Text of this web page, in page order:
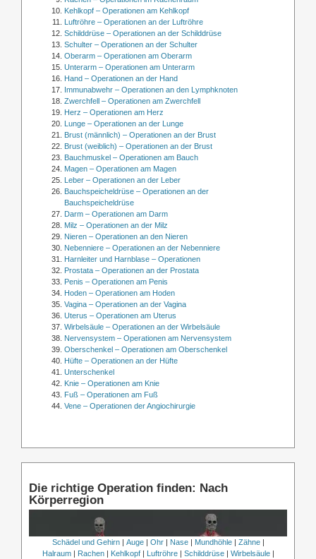
Kehlkopf – Operationen am Kehlkopf
Luftröhre – Operationen an der Luftröhre
Schilddrüse – Operationen an der Schilddrüse
Schulter – Operationen an der Schulter
Oberarm – Operationen am Oberarm
Unterarm – Operationen am Unterarm
Hand – Operationen an der Hand
Immunabwehr – Operationen an den Lymphknoten
Zwerchfell – Operationen am Zwerchfell
Herz – Operationen am Herz
Lunge – Operationen an der Lunge
Brust (männlich) – Operationen an der Brust
Brust (weiblich) – Operationen an der Brust
Bauchmuskel – Operationen am Bauch
Magen – Operationen am Magen
Leber – Operationen an der Leber
Bauchspeicheldrüse – Operationen an der
Bauchspeicheldrüse
Darm – Operationen am Darm
Milz – Operationen an der Milz
Nieren – Operationen an den Nieren
Nebenniere – Operationen an der Nebenniere
Harnleiter und Harnblase – Operationen
Prostata – Operationen an der Prostata
Penis – Operationen am Penis
Hoden – Operationen am Hoden
Vagina – Operationen an der Vagina
Uterus – Operationen am Uterus
Wirbelsäule – Operationen an der Wirbelsäule
Nervensystem – Operationen am Nervensystem
Oberschenkel – Operationen am Oberschenkel
Hüfte – Operationen an der Hüfte
Unterschenkel
Knie – Operationen am Knie
Fuß – Operationen am Fuß
Vene – Operationen der Angiochirurgie
Die richtige Operation finden: Nach
Körperregion
Schädel und Gehirn| Auge| Ohr| Nase| Mundhöhle| Zähne|
Halraum| Rachen| Kehlkopf| Luftröhre| Schilddrüse| Wirbelsäule|